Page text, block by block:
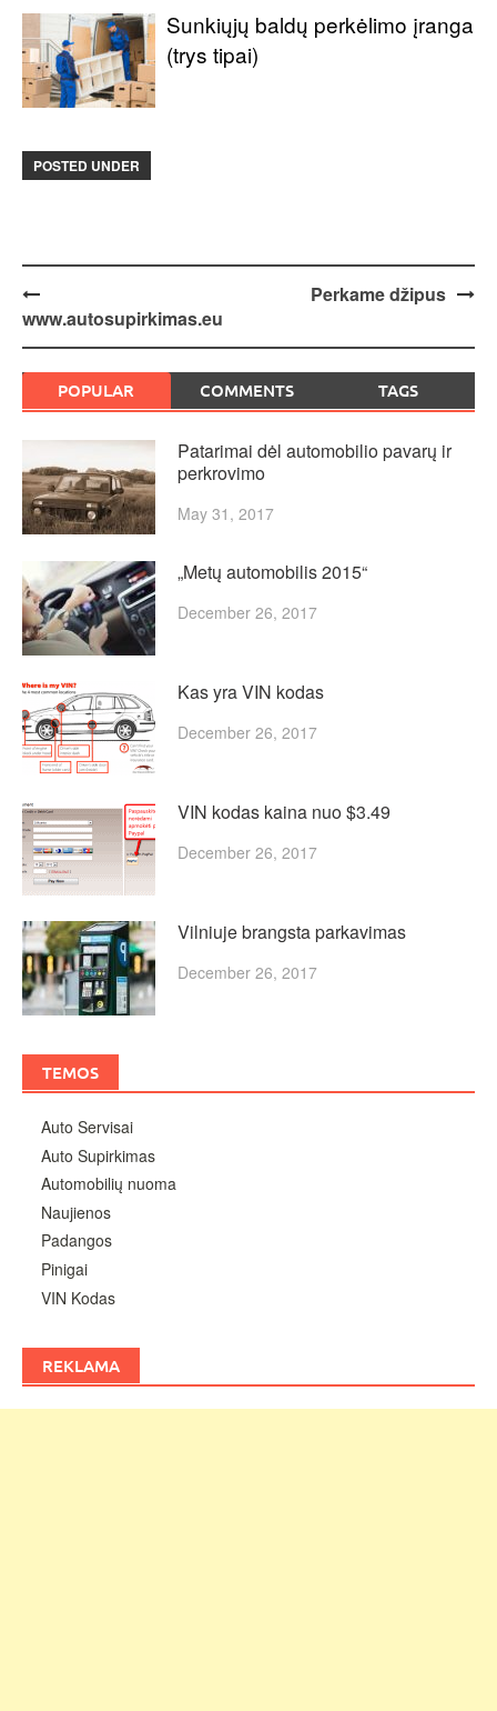
Sunkiųjų baldų perkėlimo įranga
(trys tipai)
POSTED UNDER
Post
navigation
www.autosupirkimas.eu
Perkame džipus
POPULAR COMMENTS TAGS
Patarimai dėl automobilio pavarų ir
perkrovimo
May 31, 2017
„Metų automobilis 2015“
December 26, 2017
Kas yra VIN kodas
December 26, 2017
VIN kodas kaina nuo $3.49
December 26, 2017
Vilniuje brangsta parkavimas
December 26, 2017
TEMOS
Auto Servisai
Auto Supirkimas
Automobilių nuoma
Naujienos
Padangos
Pinigai
VIN Kodas
REKLAMA